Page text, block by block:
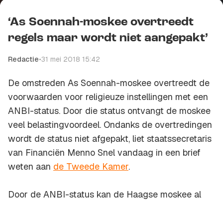
Kopieer link
‘As Soennah-moskee overtreedt
regels maar wordt niet aangepakt’
Redactie•31 mei 2018 15:42
De omstreden As Soennah-moskee overtreedt de
voorwaarden voor religieuze instellingen met een
ANBI-status. Door die status ontvangt de moskee
veel belastingvoordeel. Ondanks de overtredingen
wordt de status niet afgepakt, liet staatssecretaris
van Financiën Menno Snel vandaag in een brief
weten aan de Tweede Kamer.
Door de ANBI-status kan de Haagse moskee al